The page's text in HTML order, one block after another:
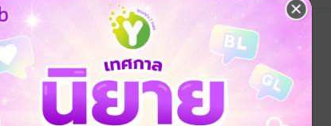
4 พฤษภาคม พ.ศ.2569